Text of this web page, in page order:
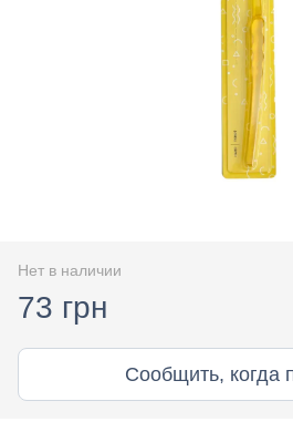
Нет в наличии
73 грн
Сообщить, когда